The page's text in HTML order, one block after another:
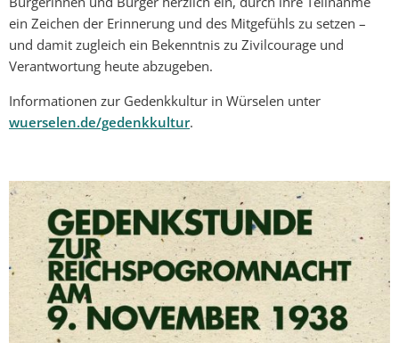
ein Zeichen der Erinnerung und des Mitgefühls zu setzen –
und damit zugleich ein Bekenntnis zu Zivilcourage und
Verantwortung heute abzugeben.
Informationen zur Gedenkkultur in Würselen unter
wuerselen.de/gedenkkultur.